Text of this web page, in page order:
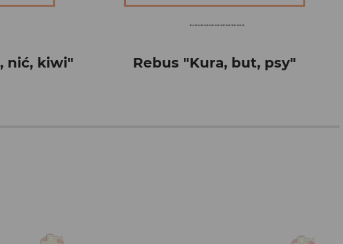
nić, kiwi" Rebus "Kura, but, psy"